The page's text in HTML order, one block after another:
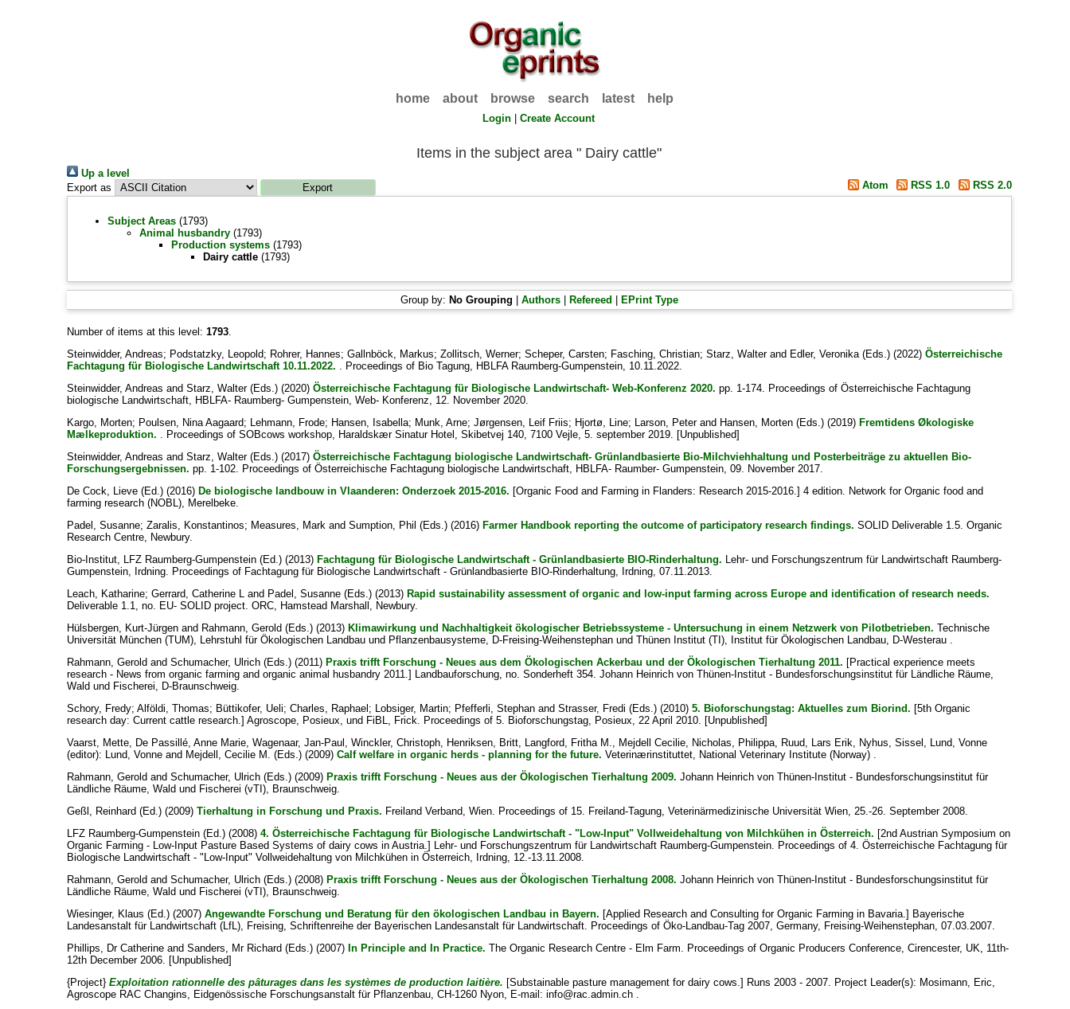
home about browse search latest help
Login |Create Account
Items in the subject area " Dairy cattle"
Up a level
Export as
Atom RSS 1.0 RSS 2.0
Subject Areas(1793)
Animal husbandry(1793)
Production systems(1793)
Dairy cattle(1793)
Group by: No Grouping Authors| Refereed EPrint Type
Number of items at this level: 1793.
Steinwidder, Andreas; Podstatzky, Leopold; Rohrer, Hannes; Gallnböck, Markus; Zollitsch, Werner; Scheper, Carsten; Fasching, Christian; Starz, Walterand Edler, Veronika(Eds.) (2022) Österreichische
Fachtagung für Biologische Landwirtschaft 10.11.2022. . Proceedings of Bio Tagung, HBLFA Raumberg-Gumpenstein, 10.11.2022.
Steinwidder, Andreas and Starz, Walter(Eds.) (2020) Österreichische Fachtagung für Biologische Landwirtschaft- Web-Konferenz 2020. pp. 1-174. Proceedings of Österreichische Fachtagung
biologische Landwirtschaft, HBLFA- Raumberg- Gumpenstein, Web- Konferenz, 12. November 2020.
Kargo, Morten; Poulsen, Nina Aagaard; Lehmann, Frode; Hansen, Isabella; Munk, Arne; Jørgensen, Leif Friis; Hjortø, Line; Larson, Peterand Hansen, Morten(Eds.) (2019) Fremtidens Økologiske
Mælkeproduktion. . Proceedings of SOBcows workshop, Haraldskær Sinatur Hotel, Skibetvej 140, 7100 Vejle, 5. september 2019. [Unpublished]
Steinwidder, Andreas and Starz, Walter(Eds.) (2017) Österreichische Fachtagung biologische Landwirtschaft- Grünlandbasierte Bio-Milchviehhaltung und Posterbeiträge zu aktuellen Bio-
Forschungsergebnissen. pp. 1-102. Proceedings of Österreichische Fachtagung biologische Landwirtschaft, HBLFA- Raumber- Gumpenstein, 09. November 2017.
De Cock, Lieve(Ed.) (2016) De biologische landbouw in Vlaanderen: Onderzoek 2015-2016. [Organic Food and Farming in Flanders: Research 2015-2016.] 4 edition. Network for Organic food and
farming research (NOBL), Merelbeke.
Padel, Susanne; Zaralis, Konstantinos; Measures, Markand Sumption, Phil (Eds.) (2016) Farmer Handbook reporting the outcome of participatory research findings. SOLID Deliverable 1.5. Organic
Research Centre, Newbury.
Bio-Institut, LFZ Raumberg-Gumpenstein(Ed.) (2013) Fachtagung für Biologische Landwirtschaft - Grünlandbasierte BIO-Rinderhaltung. Lehr- und Forschungszentrum für Landwirtschaft Raumberg-
Gumpenstein, Irdning. Proceedings of Fachtagung für Biologische Landwirtschaft - Grünlandbasierte BIO-Rinderhaltung, Irdning, 07.11.2013.
Leach, Katharine; Gerrard, Catherine Land Padel, Susanne(Eds.) (2013) Rapid sustainability assessment of organic and low-input farming across Europe and identification of research needs.
Deliverable 1.1, no. EU- SOLID project. ORC, Hamstead Marshall, Newbury.
Hülsbergen, Kurt-Jürgenand Rahmann, Gerold (Eds.) (2013) Klimawirkung und Nachhaltigkeit ökologischer Betriebssysteme - Untersuchung in einem Netzwerk von Pilotbetrieben. Technische
Universität München (TUM), Lehrstuhl für Ökologischen Landbau und Pflanzenbausysteme, D-Freising-Weihenstephan und Thünen Institut (TI), Institut für Ökologischen Landbau, D-Westerau .
Rahmann, Gerold and Schumacher, Ulrich(Eds.) (2011) Praxis trifft Forschung - Neues aus dem Ökologischen Ackerbau und der Ökologischen Tierhaltung 2011. [Practical experience meets
research - News from organic farming and organic animal husbandry 2011.] Landbauforschung, no. Sonderheft 354. Johann Heinrich von Thünen-Institut - Bundesforschungsinstitut für Ländliche Räume,
Wald und Fischerei, D-Braunschweig.
Schory, Fredy; Alföldi, Thomas; Büttikofer, Ueli; Charles, Raphael ; Lobsiger, Martin; Pfefferli, Stephanand Strasser, Fredi (Eds.) (2010) 5. Bioforschungstag: Aktuelles zum Biorind. [5th Organic
research day: Current cattle research.] Agroscope, Posieux, und FiBL, Frick. Proceedings of 5. Bioforschungstag, Posieux, 22 April 2010. [Unpublished]
Vaarst, Mette, De Passillé, Anne Marie, Wagenaar, Jan-Paul, Winckler, Christoph, Henriksen, Britt, Langford, Fritha M., Mejdell Cecilie, Nicholas, Philippa, Ruud, Lars Erik, Nyhus, Sissel, Lund, Vonne
(editor): Lund, Vonneand Mejdell, Cecilie M. (Eds.) (2009) Calf welfare in organic herds - planning for the future. Veterinærinstituttet, National Veterinary Institute (Norway) .
Rahmann, Gerold and Schumacher, Ulrich(Eds.) (2009) Praxis trifft Forschung - Neues aus der Ökologischen Tierhaltung 2009. Johann Heinrich von Thünen-Institut - Bundesforschungsinstitut für
Ländliche Räume, Wald und Fischerei (vTI), Braunschweig.
Geßl, Reinhard (Ed.) (2009) Tierhaltung in Forschung und Praxis. Freiland Verband, Wien. Proceedings of 15. Freiland-Tagung, Veterinärmedizinische Universität Wien, 25.-26. September 2008.
LFZ Raumberg-Gumpenstein(Ed.) (2008) 4. Österreichische Fachtagung für Biologische Landwirtschaft - "Low-Input" Vollweidehaltung von Milchkühen in Österreich. [2nd Austrian Symposium on
Organic Farming - Low-Input Pasture Based Systems of dairy cows in Austria.] Lehr- und Forschungszentrum für Landwirtschaft Raumberg-Gumpenstein. Proceedings of 4. Österreichische Fachtagung für
Biologische Landwirtschaft - "Low-Input" Vollweidehaltung von Milchkühen in Österreich, Irdning, 12.-13.11.2008.
Rahmann, Gerold and Schumacher, Ulrich(Eds.) (2008) Praxis trifft Forschung - Neues aus der Ökologischen Tierhaltung 2008. Johann Heinrich von Thünen-Institut - Bundesforschungsinstitut für
Ländliche Räume, Wald und Fischerei (vTI), Braunschweig.
Wiesinger, Klaus (Ed.) (2007) Angewandte Forschung und Beratung für den ökologischen Landbau in Bayern. [Applied Research and Consulting for Organic Farming in Bavaria.] Bayerische
Landesanstalt für Landwirtschaft (LfL), Freising, Schriftenreihe der Bayerischen Landesanstalt für Landwirtschaft. Proceedings of Öko-Landbau-Tag 2007, Germany, Freising-Weihenstephan, 07.03.2007.
Phillips, Dr Catherineand Sanders, Mr Richard (Eds.) (2007) In Principle and In Practice. The Organic Research Centre - Elm Farm. Proceedings of Organic Producers Conference, Cirencester, UK, 11th-
12th December 2006. [Unpublished]
{Project} Exploitation rationnelle des pâturages dans les systèmes de production laitière. [Substainable pasture management for dairy cows.] Runs 2003 - 2007. Project Leader(s): Mosimann, Eric,
Agroscope RAC Changins, Eidgenössische Forschungsanstalt für Pflanzenbau, CH-1260 Nyon, E-mail: info@rac.admin.ch .